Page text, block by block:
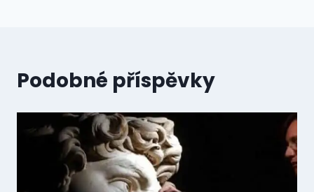
Podobné příspěvky